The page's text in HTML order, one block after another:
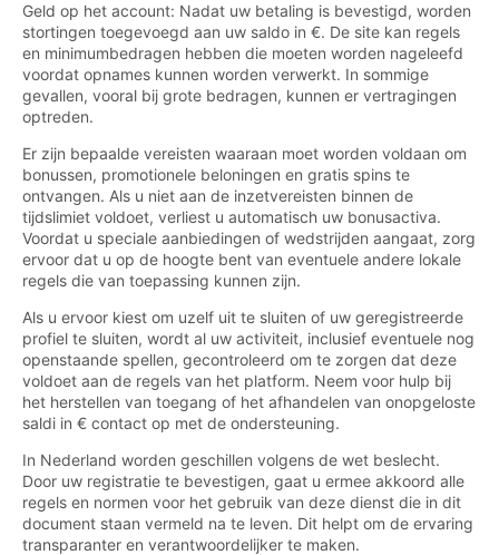
Geld op het account: Nadat uw betaling is bevestigd, worden
stortingen toegevoegd aan uw saldo in €. De site kan regels
en minimumbedragen hebben die moeten worden nageleefd
voordat opnames kunnen worden verwerkt. In sommige
gevallen, vooral bij grote bedragen, kunnen er vertragingen
optreden.
Er zijn bepaalde vereisten waaraan moet worden voldaan om
bonussen, promotionele beloningen en gratis spins te
ontvangen. Als u niet aan de inzetvereisten binnen de
tijdslimiet voldoet, verliest u automatisch uw bonusactiva.
Voordat u speciale aanbiedingen of wedstrijden aangaat, zorg
ervoor dat u op de hoogte bent van eventuele andere lokale
regels die van toepassing kunnen zijn.
Als u ervoor kiest om uzelf uit te sluiten of uw geregistreerde
profiel te sluiten, wordt al uw activiteit, inclusief eventuele nog
openstaande spellen, gecontroleerd om te zorgen dat deze
voldoet aan de regels van het platform. Neem voor hulp bij
het herstellen van toegang of het afhandelen van onopgeloste
saldi in € contact op met de ondersteuning.
In Nederland worden geschillen volgens de wet beslecht.
Door uw registratie te bevestigen, gaat u ermee akkoord alle
regels en normen voor het gebruik van deze dienst die in dit
document staan vermeld na te leven. Dit helpt om de ervaring
transparanter en verantwoordelijker te maken.